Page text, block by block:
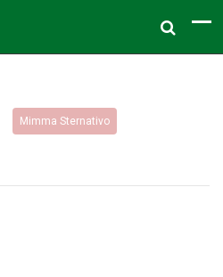
Mimma Sternativo